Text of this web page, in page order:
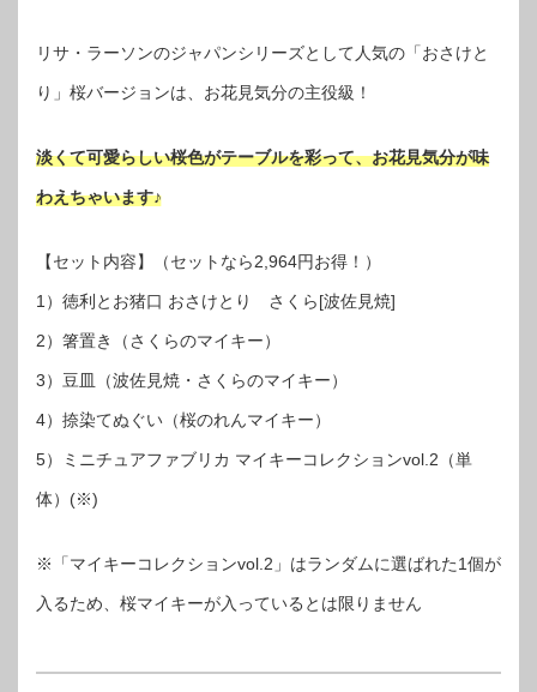
リサ・ラーソンのジャパンシリーズとして人気の「おさけと
り」桜バージョンは、お花見気分の主役級！
淡くて可愛らしい桜色がテーブルを彩って、お花見気分が味
わえちゃいます♪
【セット内容】（セットなら2,964円お得！）
1）徳利とお猪口 おさけとり さくら[波佐見焼]
2）箸置き（さくらのマイキー）
3）豆皿（波佐見焼・さくらのマイキー）
4）捺染てぬぐい（桜のれんマイキー）
5）ミニチュアファブリカ マイキーコレクションvol.2（単
体）(※)
※「マイキーコレクションvol.2」はランダムに選ばれた1個が
入るため、桜マイキーが入っているとは限りません